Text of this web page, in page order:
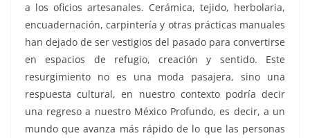
a los oficios artesanales. Cerámica, tejido, herbolaria,
encuadernación, carpintería y otras prácticas manuales
han dejado de ser vestigios del pasado para convertirse
en espacios de refugio, creación y sentido. Este
resurgimiento no es una moda pasajera, sino una
respuesta cultural, en nuestro contexto podría decir
una regreso a nuestro México Profundo, es decir, a un
mundo que avanza más rápido de lo que las personas